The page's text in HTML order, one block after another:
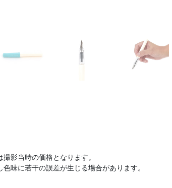
影当時の価格となります。
味に若干の誤差が生じる場合があります。